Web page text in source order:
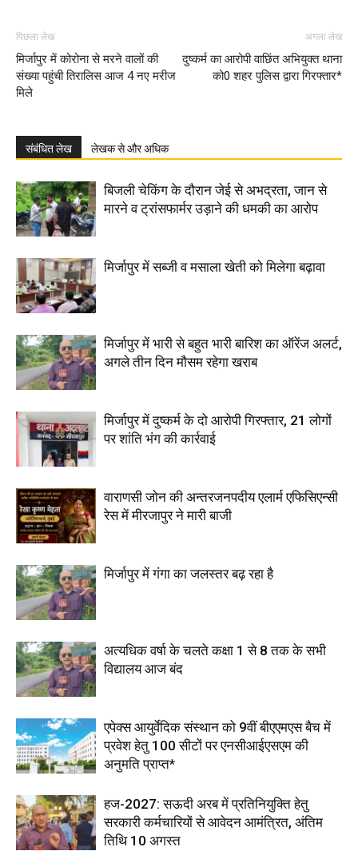
पिछला लेख
मिर्जापुर में कोरोना से मरने वालों की
संख्या पहुंची तिरालिस आज 4 नए मरीज
मिले
अगला लेख
दुष्कर्म का आरोपी वाछिंत अभियुक्त थाना
को0 शहर पुलिस द्वारा गिरफ्तार*
संबंधित लेख लेखक से और अधिक
बिजली चेकिंग के दौरान जेई से अभद्रता, जान से
मारने व ट्रांसफार्मर उड़ाने की धमकी का आरोप
मिर्जापुर में सब्जी व मसाला खेती को मिलेगा बढ़ावा
मिर्जापुर में भारी से बहुत भारी बारिश का ऑरेंज अलर्ट,
अगले तीन दिन मौसम रहेगा खराब
मिर्जापुर में दुष्कर्म के दो आरोपी गिरफ्तार, 21 लोगों
पर शांति भंग की कार्रवाई
वाराणसी जोन की अन्तरजनपदीय एलार्म एफिसिएन्सी
रेस में मीरजापुर ने मारी बाजी
मिर्जापुर में गंगा का जलस्तर बढ़ रहा है
अत्यधिक वर्षा के चलते कक्षा 1 से 8 तक के सभी
विद्यालय आज बंद
एपेक्स आयुर्वेदिक संस्थान को 9वीं बीएएमएस बैच में
प्रवेश हेतु 100 सीटों पर एनसीआईएसएम की
अनुमति प्राप्त*
हज-2027: सऊदी अरब में प्रतिनियुक्ति हेतु
सरकारी कर्मचारियों से आवेदन आमंत्रित, अंतिम
तिथि 10 अगस्त